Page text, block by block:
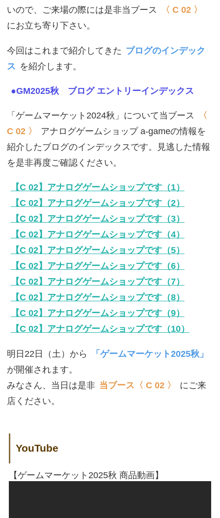
いので、ご来場の際には是非当ブース
〈 C 02 〉
にお立ち寄り下さい。
今回はこれまで紹介してきた ブログのインデック
ス を紹介します。
●GM2025秋 ブログ エントリーインデックス
「ゲームマーケット2024秋」について当ブース
〈
C 02 〉
アナログゲームショップ a-gameの情報を
紹介したブログのインデックスです。見逃した情報
を是非再度ご確認ください。
【C 02】アナログゲームショップです（1）
【C 02】アナログゲームショップです（2）
【C 02】アナログゲームショップです（3）
【C 02】アナログゲームショップです（4）
【C 02】アナログゲームショップです（5）
【C 02】アナログゲームショップです（6）
【C 02】アナログゲームショップです（7）
【C 02】アナログゲームショップです（8）
【C 02】アナログゲームショップです（9）
【C 02】アナログゲームショップです（10）
明日22日（土）から
「ゲームマーケット2025秋」
が開催されます。
みなさん、当日は是非 当ブース〈 C 02 〉
にご来
店ください。
YouTube
【ゲームマーケット2025秋 商品動画】